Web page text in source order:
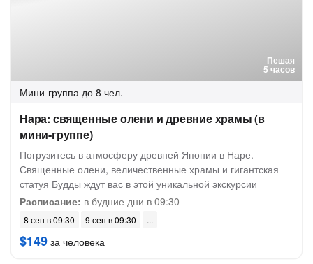
Пешая
5 часов
Мини-группа до 8 чел.
Нара: священные олени и древние храмы (в
мини-группе)
Погрузитесь в атмосферу древней Японии в Наре.
Священные олени, величественные храмы и гигантская
статуя Будды ждут вас в этой уникальной экскурсии
Расписание: в будние дни в 09:30
8 сен в 09:30 9 сен в 09:30
$149 за человека